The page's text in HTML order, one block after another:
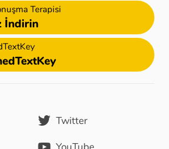
Twitter
Terapisi
İndirin